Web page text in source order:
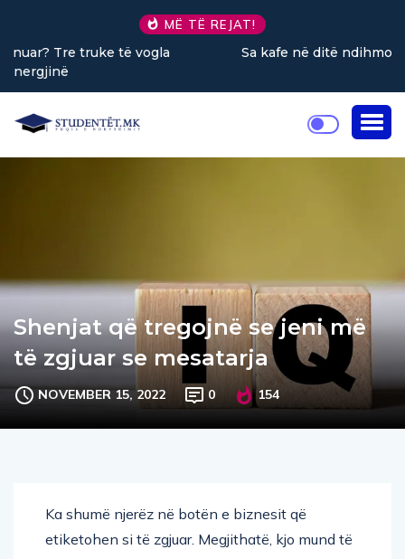
MË TË REJAT!
Sa kafe në ditë ndihmon në uljen e stresit?
Shenjat që tregojnë se jeni më
të zgjuar se mesatarja
NOVEMBER 15, 2022 154
etiketohen si të zgjuar. Megjithatë, kjo mund të
ketë më pak të bëjë me kapacitetin intelektual